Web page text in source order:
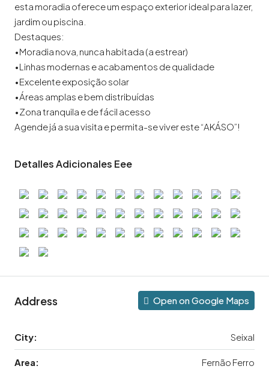
esta moradia oferece um espaço exterior ideal para lazer,
jardim ou piscina.
Destaques:
•Moradia nova, nunca habitada (a estrear)
•Linhas modernas e acabamentos de qualidade
•Excelente exposição solar
•Áreas amplas e bem distribuídas
•Zona tranquila e de fácil acesso
Agende já a sua visita e permita-se viver este “AKÁSO”!
Detalles Adicionales Eee
Address Open on Google Maps
City: Seixal
Area: Fernão Ferro